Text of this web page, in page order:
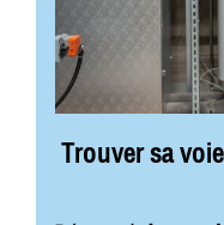
Trouver sa